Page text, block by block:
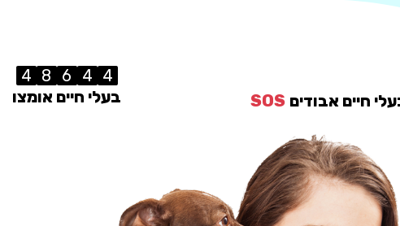
חיים אבודים SOS
4
4
6
8
4
בעלי חיים אומצו